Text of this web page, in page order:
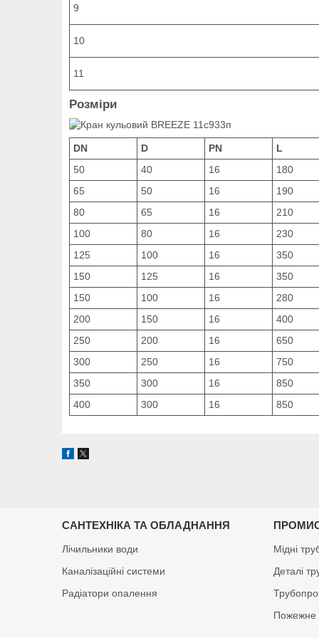
9
10
11
Розміри
DN D PN L
50
40 16 180
65
50 16 190
80
65 16 210
100
80 16 230
125
100 16 350
150
125 16 350
150
100 16 280
200
150 16 400
250
200 16 650
300
250 16 750
350
300 16 850
400
300 16 850
САНТЕХНІКА ТА ОБЛАДНАННЯ
Лічильники води
Каналізаційні системи
Радіатори опалення
Мідні
Деталі
Пожежне